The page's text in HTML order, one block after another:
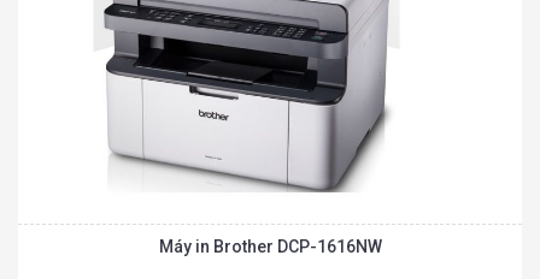
Máy in Brother DCP-1616NW